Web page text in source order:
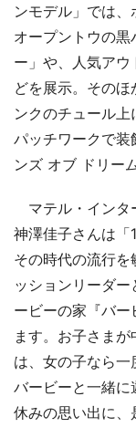
ンモデル」では、
オープントウの
ー」や、人気ア
どを展示。その
ンクのチュール
パッチワークで装
ンズ オブ ドリー
マテル・インタ
神澤佳子さんは「
その時代の流行
ッションリーダ
ービーの家『バ
ます。お子さま
は、女の子なら
バービーと一緒に
休みの思い出に、